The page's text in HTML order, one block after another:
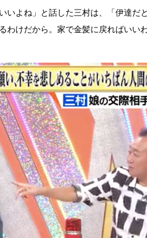
よね」と話した三村は、「伊達だ
わけだから。家で金髪に戻ればいい